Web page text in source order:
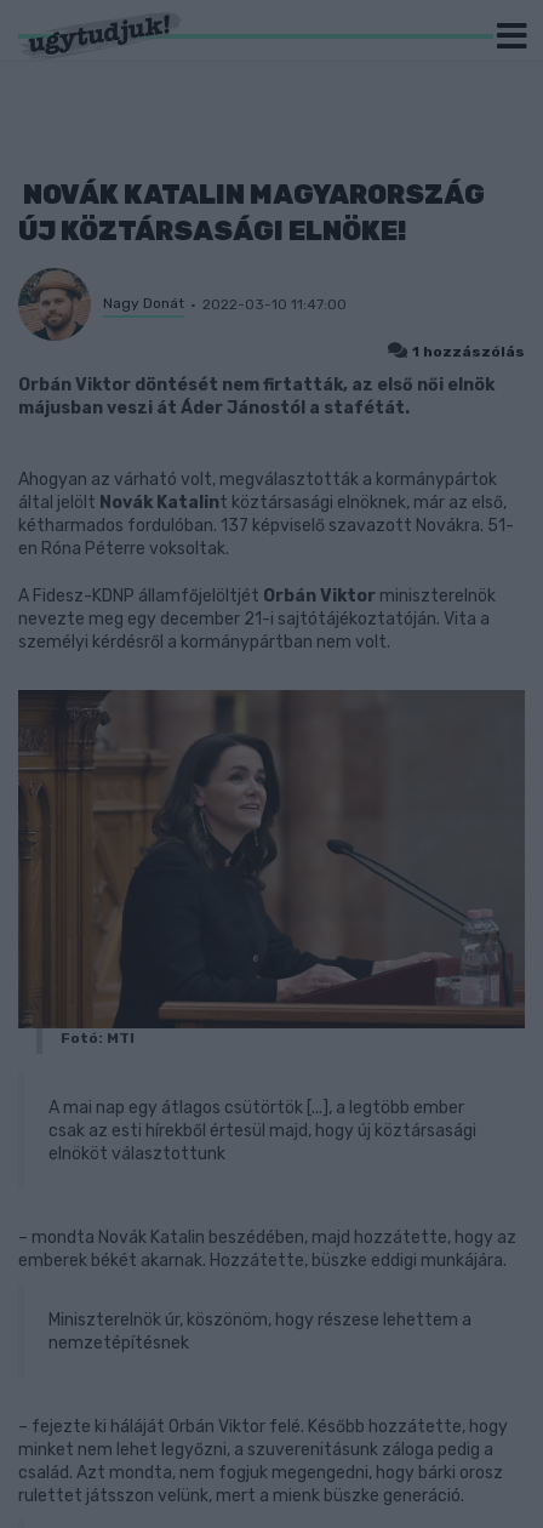
NOVÁK KATALIN MAGYARORSZÁG
ÚJ KÖZTÁRSASÁGI ELNÖKE!
Nagy Donát 2022-03-10 11:47:00
1 hozzászólás
Orbán Viktor döntését nem firtatták, az első női elnök
májusban veszi át Áder Jánostól a stafétát.
Ahogyan az várható volt, megválasztották a kormánypártok
által jelölt Novák Katalint köztársasági elnöknek, már az első,
kétharmados fordulóban. 137 képviselő szavazott Novákra. 51-
en Róna Péterre voksoltak.
A Fidesz-KDNP államfőjelöltjét Orbán Viktor miniszterelnök
nevezte meg egy december 21-i sajtótájékoztatóján. Vita a
személyi kérdésről a kormánypártban nem volt.
Fotó: MTI
A mai nap egy átlagos csütörtök [...], a legtöbb ember
csak az esti hírekből értesül majd, hogy új köztársasági
elnököt választottunk
– mondta Novák Katalin beszédében, majd hozzátette, hogy az
emberek békét akarnak. Hozzátette, büszke eddigi munkájára.
Miniszterelnök úr, köszönöm, hogy részese lehettem a
nemzetépítésnek
– fejezte ki háláját Orbán Viktor felé. Később hozzátette, hogy
minket nem lehet legyőzni, a szuverenitásunk záloga pedig a
család. Azt mondta, nem fogjuk megengedni, hogy bárki orosz
rulettet játsszon velünk, mert a mienk büszke generáció.